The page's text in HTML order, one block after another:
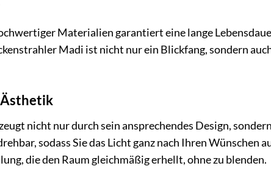
Materialien garantiert eine lange
Madi ist nicht nur ein Blickfang, sondern
nicht nur durch sein ansprechendes Design,
sodass Sie das Licht ganz nach Ihren Wünschen
die den Raum gleichmäßig erhellt, ohne zu blenden.